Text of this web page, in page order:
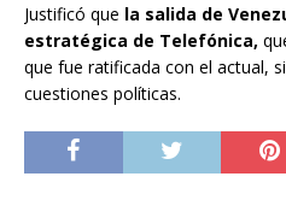
Justificó que la salida de
estratégica de Telefónica,
que fue ratificada con el actual,
cuestiones políticas.